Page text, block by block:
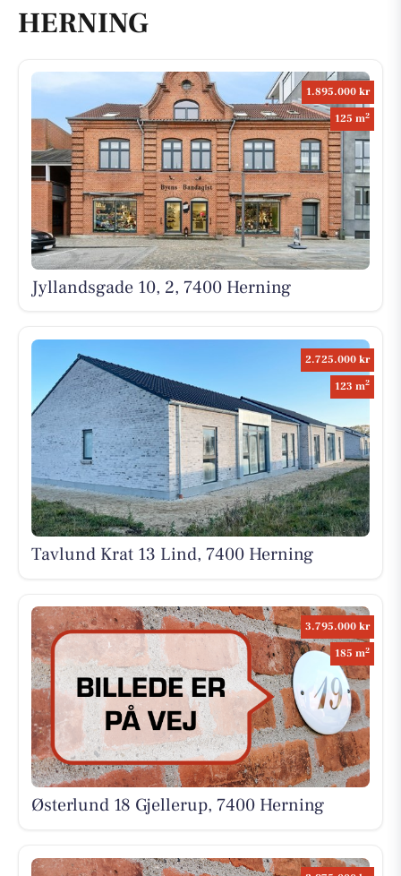
HERNING
1.895.000 kr
125 m2
Jyllandsgade 10, 2, 7400 Herning
2.725.000 kr
123 m2
Tavlund Krat 13 Lind, 7400 Herning
3.795.000 kr
185 m2
Østerlund 18 Gjellerup, 7400 Herning